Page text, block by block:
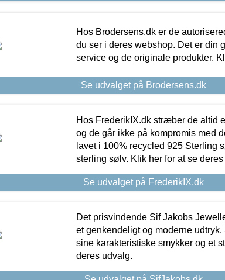
Hos Brodersens.dk er de
du ser i deres webshop. Det er din
service og de originale produkter.
Se udvalget på Brodersens.dk
Hos FrederikIX.dk stræber de altid
og de går ikke på kompromis med
lavet i 100% recycled 925 Sterling
sterling sølv. Klik her for at se
Se udvalget på FrederikIX.dk
Det prisvindende Sif Jakobs
et genkendeligt og moderne
sine karakteristiske smykker og et
deres udvalg.